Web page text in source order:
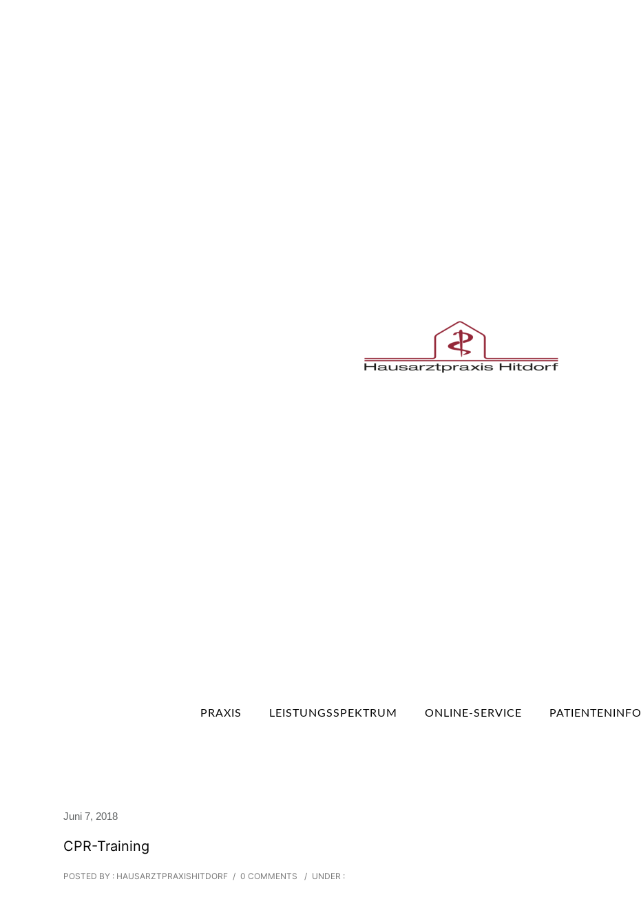
PRAXIS LEISTUNGSSPEKTRUM ONLINE-SERVICE PATIENTENINFO
Juni 7, 2018
CPR-Training
POSTED BY : HAUSARZTPRAXISHITDORF / 0 COMMENTS / UNDER :